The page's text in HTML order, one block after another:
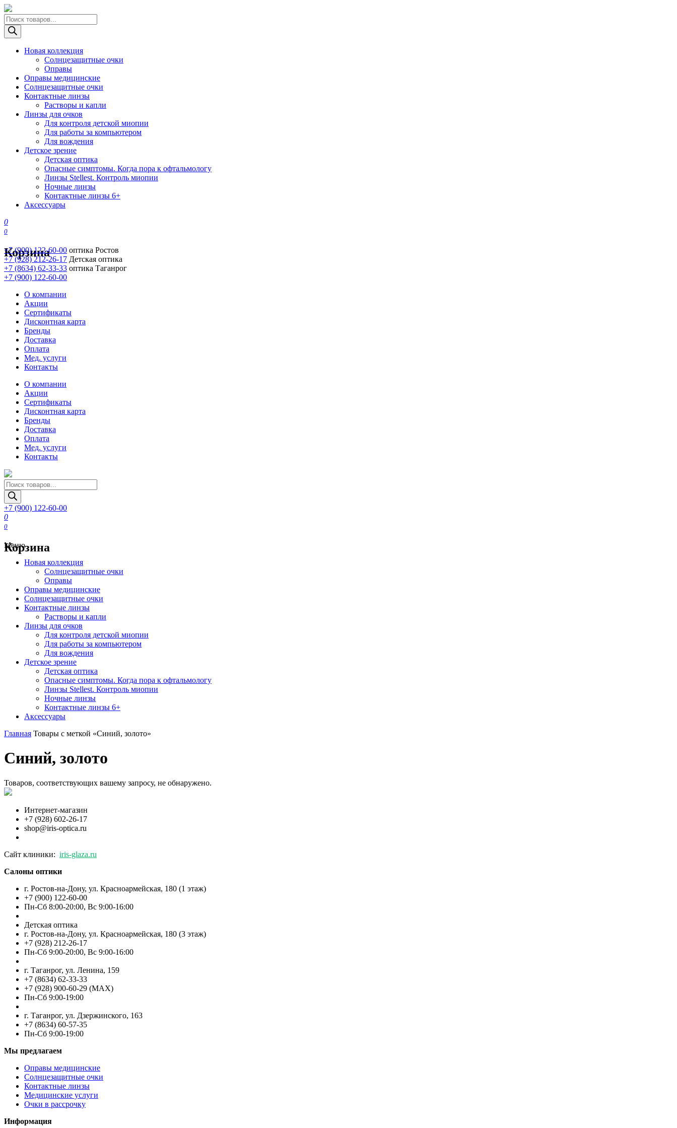
Поиск
товаров
Новая коллекция
Солнцезащитные очки
Оправы
Оправы медицинские
Солнцезащитные очки
Контактные линзы
Растворы и капли
Линзы для очков
Для контроля детской миопии
Для работы за компьютером
Для вождения
Детское зрение
Детская оптика
Опасные симптомы. Когда пора к офтальмологу
Линзы Stellest. Контроль миопии
Ночные линзы
Контактные линзы 6+
Аксессуары
0
0
Корзина
+7 (900) 122-60-00 оптика Ростов
+7 (928) 212-26-17 Детская оптика
+7 (8634) 62-33-33 оптика Таганрог
+7 (900) 122-60-00
О компании
Акции
Сертификаты
Дисконтная карта
Бренды
Доставка
Оплата
Мед. услуги
Контакты
О компании
Акции
Сертификаты
Дисконтная карта
Бренды
Доставка
Оплата
Мед. услуги
Контакты
Поиск
товаров
+7 (900) 122-60-00
0
0
Корзина
Меню
Новая коллекция
Солнцезащитные очки
Оправы
Оправы медицинские
Солнцезащитные очки
Контактные линзы
Растворы и капли
Линзы для очков
Для контроля детской миопии
Для работы за компьютером
Для вождения
Детское зрение
Детская оптика
Опасные симптомы. Когда пора к офтальмологу
Линзы Stellest. Контроль миопии
Ночные линзы
Контактные линзы 6+
Аксессуары
Главная Товары с меткой «Синий, золото»
Синий, золото
Товаров, соответствующих вашему запросу, не обнаружено.
Интернет-магазин
+7 (928) 602-26-17
shop@iris-optica.ru
Сайт клиники: iris-glaza.ru
Салоны оптики
г. Ростов-на-Дону, ул. Красноармейская, 180 (1 этаж)
+7 (900) 122-60-00
Пн-Cб 8:00-20:00, Вс 9:00-16:00
Детская оптика
г. Ростов-на-Дону, ул. Красноармейская, 180 (3 этаж)
+7 (928) 212-26-17
Пн-Cб 9:00-20:00, Вс 9:00-16:00
г. Таганрог, ул. Ленина, 159
+7 (8634) 62-33-33
+7 (928) 900-60-29 (MAX)
Пн-Cб 9:00-19:00
г. Таганрог, ул. Дзержинского, 163
+7 (8634) 60-57-35
Пн-Сб 9:00-19:00
Мы предлагаем
Оправы медицинские
Солнцезащитные очки
Контактные линзы
Медицинские услуги
Очки в рассрочку
Информация